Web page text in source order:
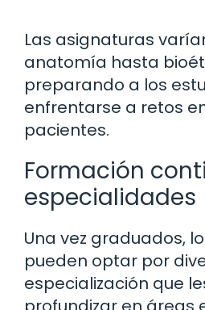
Las asignaturas
anatomía hasta
preparando a los
enfrentarse a retos
pacientes.
Formación
especialidades
Una vez graduados,
pueden optar por
especialización que